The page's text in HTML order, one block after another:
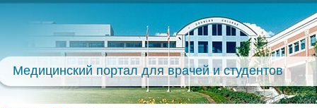
Медицинский портал для врачей и студентов